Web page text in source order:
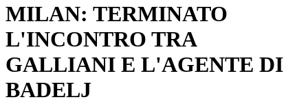
MILAN: TERMINATO
L'INCONTRO TRA
GALLIANI E L'AGENTE DI
BADELJ